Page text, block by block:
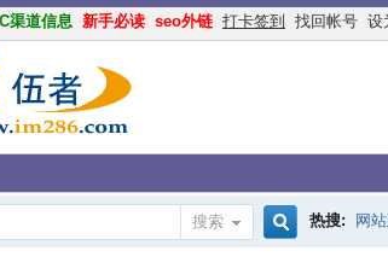
渠道信息 新手必读 seo外链 打卡签到 找回帐号 设
搜索 热搜: 网